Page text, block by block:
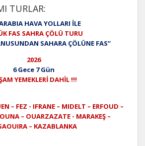
TURLAR:
HAVA YOLLARI İLE
FAS SAHRA ÇÖLÜ TURU
SAHARA ÇÖLÜNE FAS’’
2026
6 Gece 7 Gün
YEMEKLERİ DAHİL !!!
– FEZ - IFRANE – MIDELT – ERFOUD –
– OUARZAZATE - MARAKEŞ –
– KAZABLANKA